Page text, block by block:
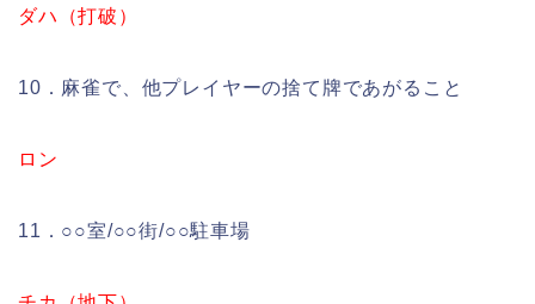
ダハ（打破）
10．麻雀で、他プレイヤーの捨て牌であがること
ロン
11．○○室/○○街/○○駐車場